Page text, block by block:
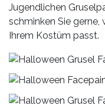
Jugendlichen
schminken Sie gerne,
Ihrem Kostüm passt.